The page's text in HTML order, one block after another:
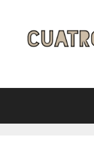
contenido